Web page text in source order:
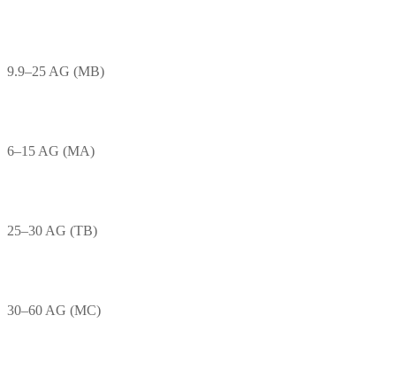
9.9–25 AG (MB)
6–15 AG (MA)
25–30 AG (TB)
30–60 AG (MC)